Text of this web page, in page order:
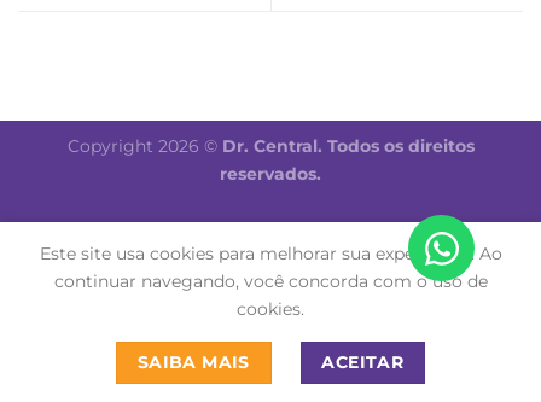
Copyright 2026 © Dr. Central. Todos os direitos
reservados.
Este site usa cookies para melhorar sua experiência. Ao
continuar navegando, você concorda com o uso de
cookies.
SAIBA MAIS ACEITAR